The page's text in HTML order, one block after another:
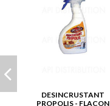
DESINCRUSTANT
PROPOLIS - FLACON